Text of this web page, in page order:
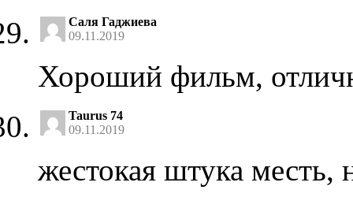
Саля Гаджиева
09.11.2019
Хороший фильм,
Taurus 74
09.11.2019
жестокая штука месть,